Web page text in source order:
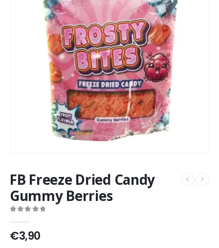
FB Freeze Dried Candy
Gummy Berries
€3,90